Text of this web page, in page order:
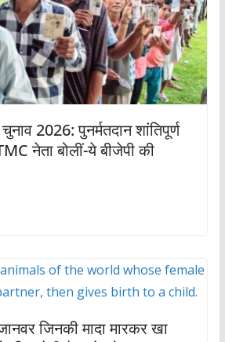
2026: पुनर्मतदान शांतिपूर्ण
नेता बोलीं-ये बीजेपी की
जिनकी मादा मारकर खा